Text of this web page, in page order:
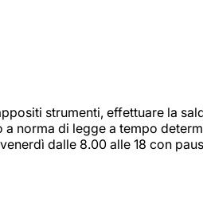
strumenti, effettuare la
norma di legge a tempo
dalle 8.00 alle 18 con